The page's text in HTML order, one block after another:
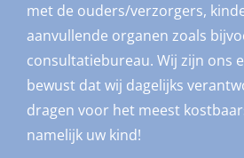
met de ouders/verzorgers,
aanvullende organen zoals
consultatiebureau. Wij zijn ons
bewust dat wij dagelijks
dragen voor het meest
namelijk uw kind!